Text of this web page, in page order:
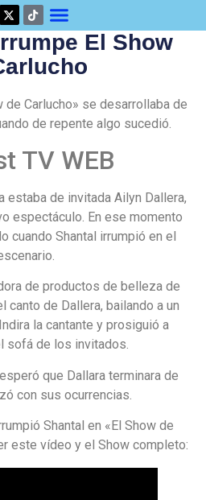
El Show
de Carlucho» se desarrollaba de
de repente algo sucedió.
TV WEB
estaba de invitada Ailyn Dallera,
espectáculo. En ese momento
cuando Shantal irrumpió en el
de productos de belleza de
canto de Dallera, bailando a un
la cantante y prosiguió a
sofá de los invitados.
que Dallara terminara de
con sus ocurrencias.
Shantal en «El Show de
este vídeo y el Show completo: